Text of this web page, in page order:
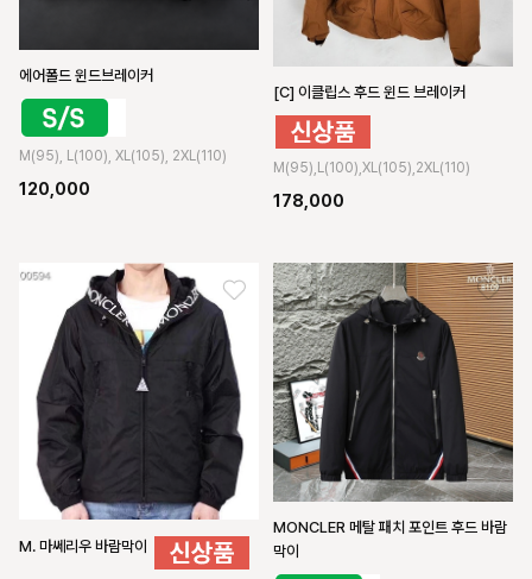
에어폴드 윈드브레이커
M(95), L(100), XL(105), 2XL(110)
120,000
[C] 이클립스 후드 윈드 브레이커
M(95),L(100),XL(105),2XL(110)
178,000
M. 마쎄리우 바람막이
MONCLER 메탈 패치 포인트 후드 바람
막이